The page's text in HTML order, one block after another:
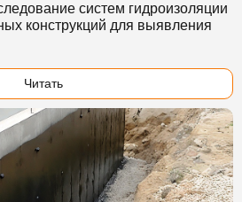
систем гидроизоляции
конструкций для выявления
Читать